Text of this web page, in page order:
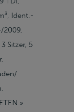
Ident.-
2009,
Sitzer, 5
»